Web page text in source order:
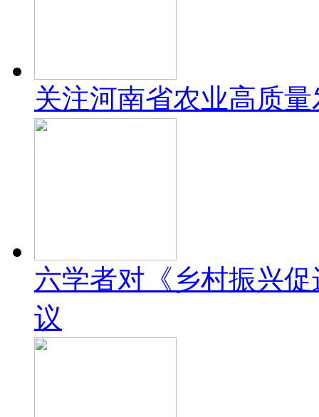
关注河南省农业高质
六学者对《乡村振兴
议